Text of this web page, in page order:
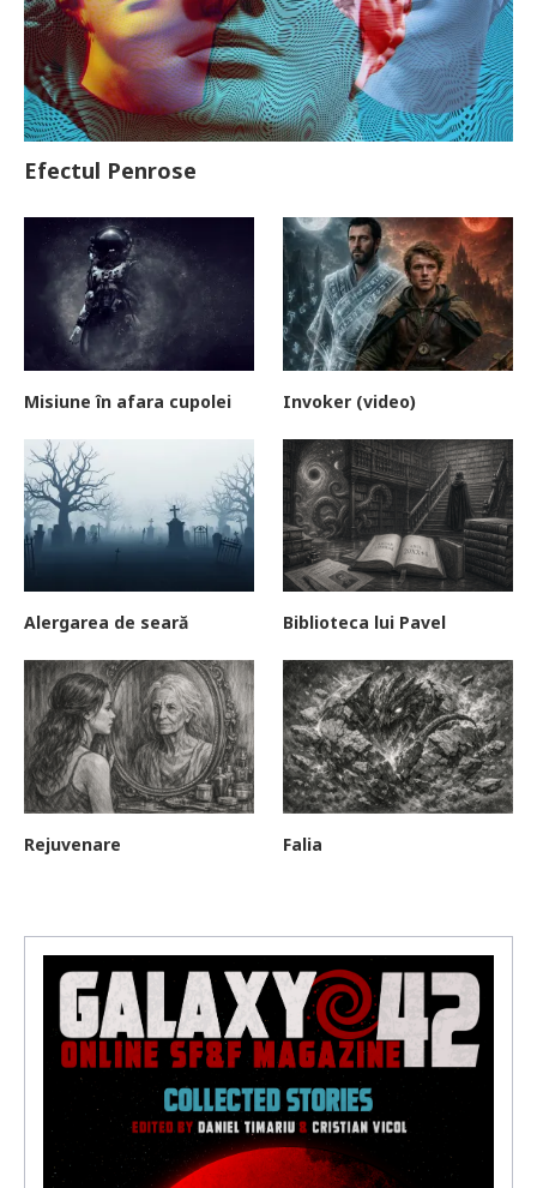
Efectul Penrose
Misiune în afara cupolei Invoker (video)
Alergarea de seară Biblioteca lui Pavel
Rejuvenare Falia